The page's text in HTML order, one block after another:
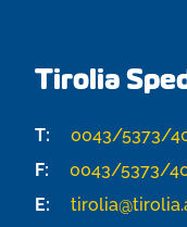
Tirolia
T:
0043/5373/
F:
0043/5373/
E: